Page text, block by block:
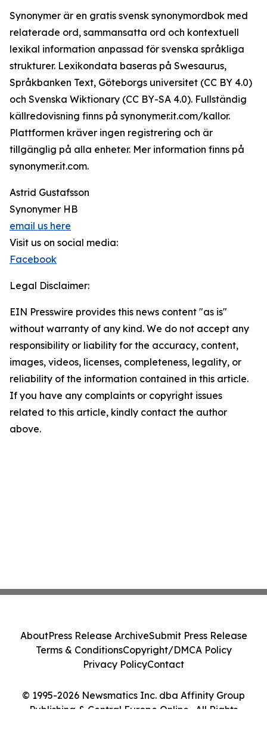
Synonymer är en gratis svensk synonymordbok med
relaterade ord, sammansatta ord och kontextuell
lexikal information anpassad för svenska språkliga
strukturer. Lexikondata baseras på Swesaurus,
Språkbanken Text, Göteborgs universitet (CC BY 4.0)
och Svenska Wiktionary (CC BY-SA 4.0). Fullständig
källredovisning finns på synonymer.it.com/kallor.
Plattformen kräver ingen registrering och är
tillgänglig på alla enheter. Mer information finns på
synonymer.it.com.
Astrid Gustafsson
Synonymer HB
email us here
Visit us on social media:
Facebook
Legal Disclaimer:
EIN Presswire provides this news content "as is"
without warranty of any kind. We do not accept any
responsibility or liability for the accuracy, content,
images, videos, licenses, completeness, legality, or
reliability of the information contained in this article.
If you have any complaints or copyright issues
related to this article, kindly contact the author
above.
© 1995-2026 Newsmatics Inc. dba Affinity Group
Publishing & Central Europe Online . All Rights
AboutPress Release ArchiveSubmit Press Release
Terms & ConditionsCopyright/DMCA Policy
Privacy PolicyContact